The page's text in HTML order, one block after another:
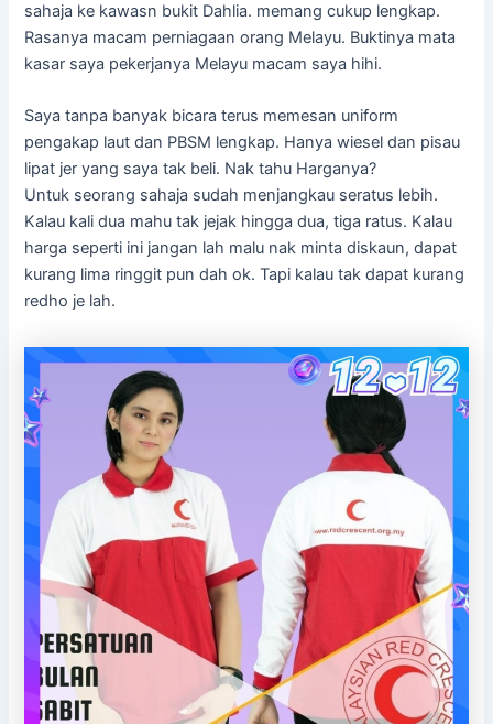
sahaja ke kawasn bukit Dahlia. memang cukup lengkap.
Rasanya macam perniagaan orang Melayu. Buktinya mata
kasar saya pekerjanya Melayu macam saya hihi.
Saya tanpa banyak bicara terus memesan uniform
pengakap laut dan PBSM lengkap. Hanya wiesel dan pisau
lipat jer yang saya tak beli. Nak tahu Harganya?
Untuk seorang sahaja sudah menjangkau seratus lebih.
Kalau kali dua mahu tak jejak hingga dua, tiga ratus. Kalau
harga seperti ini jangan lah malu nak minta diskaun, dapat
kurang lima ringgit pun dah ok. Tapi kalau tak dapat kurang
redho je lah.